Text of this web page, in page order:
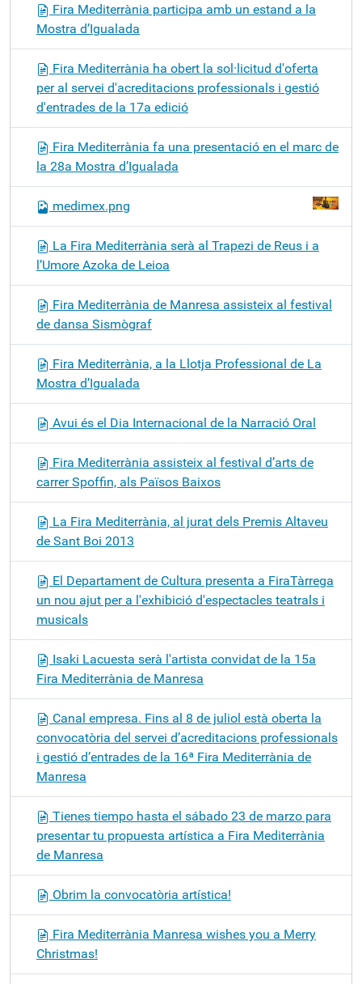
Fira Mediterrània participa amb un estand a la
Mostra d’Igualada
Fira Mediterrània ha obert la sol·licitud d'oferta
per al servei d'acreditacions professionals i gestió
d'entrades de la 17a edició
Fira Mediterrània fa una presentació en el marc de
la 28a Mostra d’Igualada
medimex.png
La Fira Mediterrània serà al Trapezi de Reus i a
l’Umore Azoka de Leioa
Fira Mediterrània de Manresa assisteix al festival
de dansa Sismògraf
Fira Mediterrània, a la Llotja Professional de La
Mostra d’Igualada
Avui és el Dia Internacional de la Narració Oral
Fira Mediterrània assisteix al festival d’arts de
carrer Spoffin, als Països Baixos
La Fira Mediterrània, al jurat dels Premis Altaveu
de Sant Boi 2013
El Departament de Cultura presenta a FiraTàrrega
un nou ajut per a l'exhibició d'espectacles teatrals i
musicals
Isaki Lacuesta serà l'artista convidat de la 15a
Fira Mediterrània de Manresa
Canal empresa. Fins al 8 de juliol està oberta la
convocatòria del servei d’acreditacions professionals
i gestió d’entrades de la 16ª Fira Mediterrània de
Manresa
Tienes tiempo hasta el sábado 23 de marzo para
presentar tu propuesta artística a Fira Mediterrània
de Manresa
Obrim la convocatòria artística!
Fira Mediterrània Manresa wishes you a Merry
Christmas!